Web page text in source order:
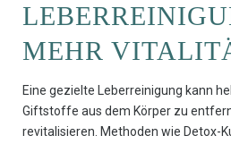
EHR
Eine gezielte Leberreinigung kann
Giftstoffe aus dem Körper zu
revitalisieren. Methoden wie Detox-